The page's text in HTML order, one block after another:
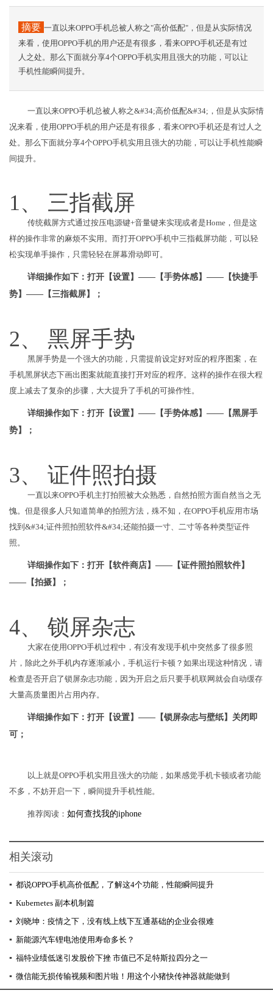
摘要 一直以来OPPO手机总被人称之"高价低配"，但是从实际情况
来看，使用OPPO手机的用户还是有很多，看来OPPO手机还是有过
人之处。那么下面就分享4个OPPO手机实用且强大的功能，可以让
手机性能瞬间提升。
一直以来OPPO手机总被人称之&#34;高价低配&#34;，但是从实际情
况来看，使用OPPO手机的用户还是有很多，看来OPPO手机还是有过人之
处。那么下面就分享4个OPPO手机实用且强大的功能，可以让手机性能瞬
间提升。
1、 三指截屏
传统截屏方式通过按压电源键+音量键来实现或者是Home，但是这
样的操作非常的麻烦不实用。而打开OPPO手机中三指截屏功能，可以轻
松实现单手操作，只需轻轻在屏幕滑动即可。
详细操作如下：打开【设置】——【手势体感】——【快捷手
势】——【三指截屏】；
2、 黑屏手势
黑屏手势是一个强大的功能，只需提前设定好对应的程序图案，在
手机黑屏状态下画出图案就能直接打开对应的程序。这样的操作在很大程
度上减去了复杂的步骤，大大提升了手机的可操作性。
详细操作如下：打开【设置】——【手势体感】——【黑屏手
势】；
3、 证件照拍摄
一直以来OPPO手机主打拍照被大众熟悉，自然拍照方面自然当之无
愧。但是很多人只知道简单的拍照方法，殊不知，在OPPO手机应用市场
找到&#34;证件照拍照软件&#34;还能拍摄一寸、二寸等各种类型证件
照。
详细操作如下：打开【软件商店】——【证件照拍照软件】
——【拍摄】；
4、 锁屏杂志
大家在使用OPPO手机过程中，有没有发现手机中突然多了很多照
片，除此之外手机内存逐渐减小，手机运行卡顿？如果出现这种情况，请
检查是否开启了锁屏杂志功能，因为开启之后只要手机联网就会自动缓存
大量高质量图片占用内存。
详细操作如下：打开【设置】——【锁屏杂志与壁纸】关闭即
可；
以上就是OPPO手机实用且强大的功能，如果感觉手机卡顿或者功能
不多，不妨开启一下，瞬间提升手机性能。
推荐阅读： 如何查找我的iphone
相关滚动
▪ 都说OPPO手机高价低配，了解这4个功能，性能瞬间提升
▪ Kubernetes 副本机制篇
▪ 刘晓坤：疫情之下，没有线上线下互通基础的企业会很难
▪ 新能源汽车锂电池使用寿命多长？
▪ 福特业绩低迷引发股价下挫 市值已不足特斯拉四分之一
▪ 微信能无损传输视频和图片啦！用这个小猪快传神器就能做到